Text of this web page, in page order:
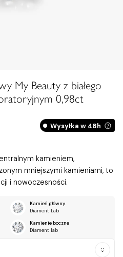
My Beauty z białego
0,98ct
Wysyłka w 48h
kamieniem,
mniejszymi kamieniami, to
i nowoczesności.
Kamień główny
Diament Lab
Kamienie boczne
Diament lab